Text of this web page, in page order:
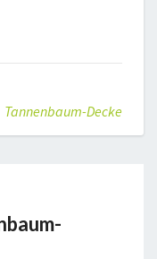
Tannenbaum-Decke